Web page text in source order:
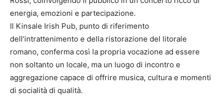
energia, emozioni e partecipazione.
Il Kinsale Irish Pub, punto di riferimento
dell’intrattenimento e della ristorazione del litorale
romano, conferma così la propria vocazione ad essere
non soltanto un locale, ma un luogo di incontro e
aggregazione capace di offrire musica, cultura e momenti
di socialità di qualità.